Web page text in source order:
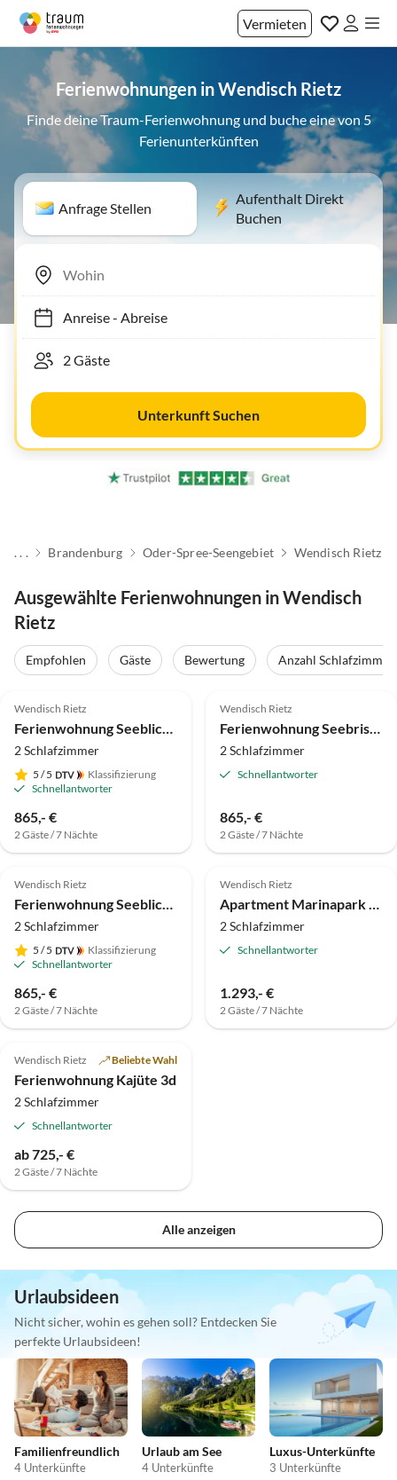
Vermieten
Ferienwohnungen in Wendisch Rietz
Finde deine Traum-Ferienwohnung und buche eine von 5
Ferienunterkünften
Anfrage Stellen
Aufenthalt Direkt
Buchen
Anreise- Abreise
Unterkunft Suchen
. . . Brandenburg Oder-Spree-Seengebiet Wendisch Rietz
Ausgewählte Ferienwohnungen in Wendisch
Rietz
Empfohlen Gäste Bewertung
Anzahl Schlafzimmer
Wendisch Rietz
Ferienwohnung Seeblick 4
2 Schlafzimmer
5 / 5
Klassifizierung
Schnellantworter
865,- €
2 Gäste / 7 Nächte
Wendisch Rietz
Ferienwohnung Seebrise 1
2 Schlafzimmer
Schnellantworter
865,- €
2 Gäste / 7 Nächte
5.0 (5)
Wendisch Rietz
Ferienwohnung Seeblick 2
2 Schlafzimmer
5 / 5
Klassifizierung
Schnellantworter
865,- €
2 Gäste / 7 Nächte
4.3 (3)
Wendisch Rietz
Apartment Marinapark Scharmützelsee in Wendisch Rietz
2 Schlafzimmer
Schnellantworter
1.293,- €
2 Gäste / 7 Nächte
4.4 (2)
Wendisch Rietz Beliebte Wahl
Ferienwohnung Kajüte 3d
2 Schlafzimmer
Schnellantworter
ab 725,- €
2 Gäste / 7 Nächte
Alle anzeigen
Urlaubsideen
Nicht sicher, wohin es gehen soll? Entdecken Sie
perfekte Urlaubsideen!
Familienfreundlich
4 Unterkünfte
Urlaub am See
4 Unterkünfte
Luxus-Unterkünfte
3 Unterkünfte